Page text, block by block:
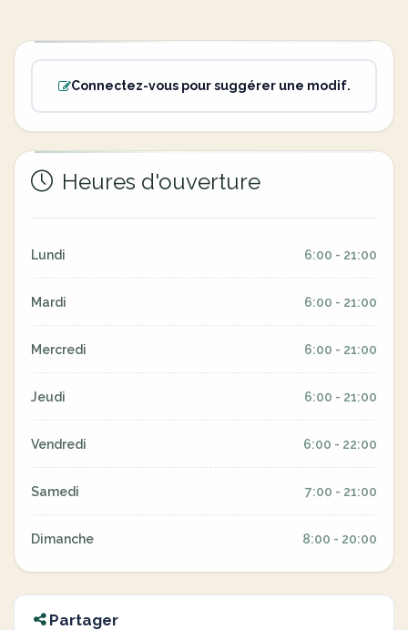
Connectez-vous pour suggérer une modif.
Heures d'ouverture
Lundi 6:00 - 21:00
Mardi 6:00 - 21:00
Mercredi 6:00 - 21:00
Jeudi 6:00 - 21:00
Vendredi 6:00 - 22:00
Samedi 7:00 - 21:00
Dimanche 8:00 - 20:00
Partager